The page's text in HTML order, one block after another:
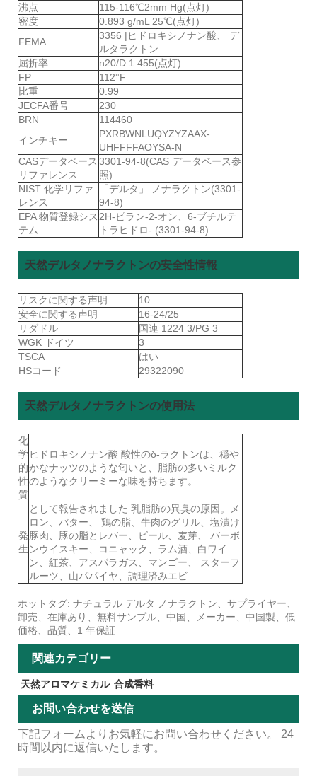
沸点
115-116℃2mm Hg(点灯)
密度
0.893 g/mL 25℃(点灯)
FEMA
3356 |ヒドロキシノナン酸、 デ
ルタラクトン
屈折率
n20/D 1.455(点灯)
FP
112°F
比重
0.99
JECFA番号
230
BRN
114460
インチキー
PXRBWNLUQYZYZAAX-
UHFFFFAOYSA-N
CASデータベース
リファレンス
3301-94-8(CAS データベース参
照)
NIST 化学リファ
レンス
「デルタ」 ノナラクトン(3301-
94-8)
EPA 物質登録シス
テム
2H-ピラン-2-オン、6-ブチルテ
トラヒドロ- (3301-94-8)
天然デルタノナラクトンの安全性情報
リスクに関する声明
10
安全に関する声明
16-24/25
リダドル
国連 1224 3/PG 3
WGK ドイツ
3
TSCA
はい
HSコード
29322090
天然デルタノナラクトンの使用法
化
学
的
性
質
ヒドロキシノナン酸 酸性のδ-ラクトンは、穏や
かなナッツのような匂いと、脂肪の多いミルク
のようなクリーミーな味を持ちます。
発
生
として報告されました 乳脂肪の異臭の原因。メ
ロン、バター、 鶏の脂、牛肉のグリル、塩漬け
豚肉、豚の脂とレバー、ビール、麦芽、 バーボ
ンウイスキー、コニャック、ラム酒、白ワイ
ン、紅茶、アスパラガス、マンゴー、 スターフ
ルーツ、山パパイヤ、調理済みエビ
ホットタグ: ナチュラル デルタ ノナラクトン、サプライヤー、
卸売、在庫あり、無料サンプル、中国、メーカー、中国製、低
価格、品質、1 年保証
関連カテゴリー
天然アロマケミカル 合成香料
お問い合わせを送信
下記フォームよりお気軽にお問い合わせください。 24
時間以内に返信いたします。